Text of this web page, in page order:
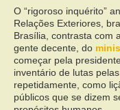
O “rigoroso inquérito”
Relações Exteriores,
Brasília, contrasta com
gente decente, do
começar pela
inventário de lutas
repetidamente, como
públicos que se dizem